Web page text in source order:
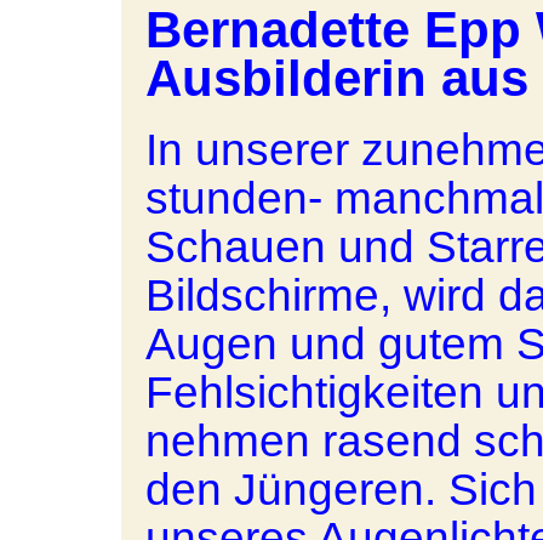
Bernadette
Ausbilderin
In unserer
stunden-
Schauen und
Bildschirme, wird
Augen und gutem
Fehlsichtigkeiten
nehmen rasend
den Jüngeren.